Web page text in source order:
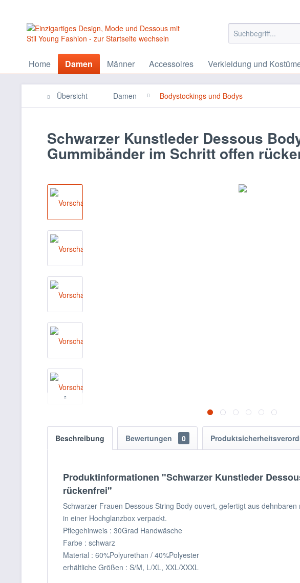
Home Damen Männer Accessoires Verkleidung und
Übersicht Damen Bodystockings und Bodys
Schwarzer Kunstleder Dessous
Gummibänder im Schritt offen
Beschreibung Bewertungen 0
Produktinformationen "Schwarzer Kunstleder
rückenfrei"
Schwarzer Frauen Dessous String Body ouvert, gefertigt aus
in einer Hochglanzbox verpackt.
Pflegehinweis : 30Grad Handwäsche
Farbe : schwarz
Material : 60%Polyurethan / 40%Polyester
erhältliche Größen : S/M, L/XL, XXL/XXXL